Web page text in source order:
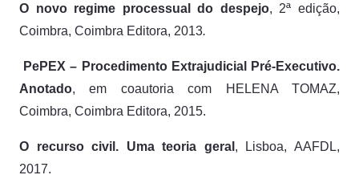
O novo regime processual do despejo, 2ª edição,
Coimbra, Coimbra Editora, 2013.
PePEX – Procedimento Extrajudicial Pré-Executivo.
Anotado, em coautoria com HELENA TOMAZ,
Coimbra, Coimbra Editora, 2015.
O recurso civil. Uma teoria geral , Lisboa, AAFDL,
2017.